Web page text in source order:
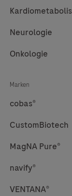
Neurologie
Onkologie
Marken
cobas®
CustomBiotech
MagNA Pure®
navify®
VENTANA®